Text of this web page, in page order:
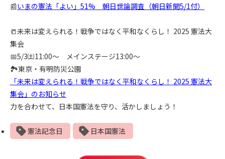
📰いまの憲法「よい」51% 朝日世論調査（朝日新聞5/1付）
📒未来は変えられる！戦争ではなく平和なくらし！ 2025 憲法大
集会
📅5/3㈯11:00～ メインステージ13:00～
🏞東京・有明防災公園
「未来は変えられる！戦争ではなく平和なくらし！ 2025 憲法大
集会」のお知らせ
力を合わせて、日本国憲法を守り、活かしましょう！
憲法記念日 日本国憲法